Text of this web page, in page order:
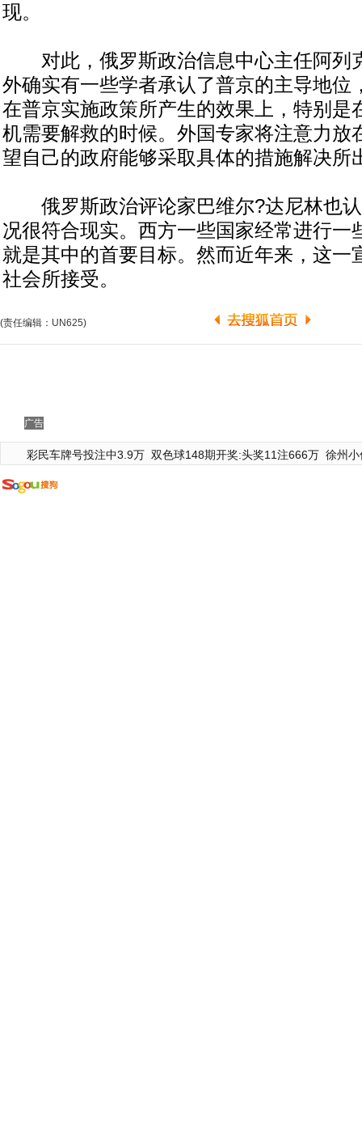
现。
对此，俄罗斯政治信息中心主任阿列
外确实有一些学者承认了普京的主导地位
在普京实施政策所产生的效果上，特别是
机需要解救的时候。外国专家将注意力放
望自己的政府能够采取具体的措施解决所
俄罗斯政治评论家巴维尔?达尼林也认
况很符合现实。西方一些国家经常进行一
就是其中的首要目标。然而近年来，这一
社会所接受。
(责任编辑：UN625)
广告
彩民车牌号投注中3.9万 双色球148期开奖:头奖11注666万 徐州